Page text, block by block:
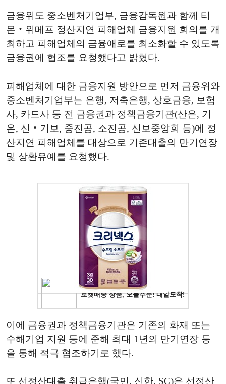
금융위도 중소벤처기업부, 금융감독원과 함께 티
몬‧위메프 정산지연 피해업체 금융지원 회의를 개
최하고 피해업체의 금융애로를 최소화할 수 있도록
금융권에 협조를 요청했다고 밝혔다.
피해업체에 대한 금융지원 방안으로 먼저 금융위와
중소벤처기업부는 은행, 저축은행, 상호금융, 보험
사, 카드사 등 전 금융권과 정책금융기관(산은, 기
은, 신‧기보, 중진공, 소진공, 신보중앙회 등)에 정
산지연 피해업체를 대상으로 기존대출의 만기연장
및 상환유예를 요청했다.
이에 금융권과 정책금융기관은 기존의 화재 또는
수해기업 지원 등에 준해 최대 1년의 만기연장 등
을 통해 적극 협조하기로 했다.
또 선정산대출 취급은행(국민, 신한, SC)은 선정산